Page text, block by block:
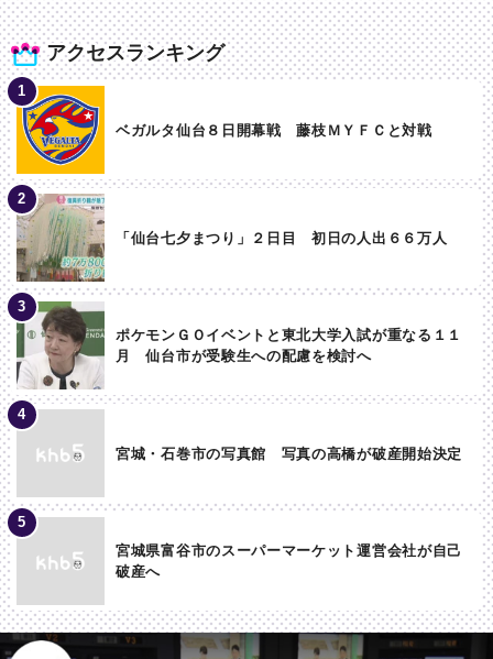
アクセスランキング
ベガルタ仙台８日開幕戦 藤枝ＭＹＦＣと対戦
「仙台七夕まつり」２日目 初日の人出６６万人
ポケモンＧＯイベントと東北大学入試が重なる１１
月 仙台市が受験生への配慮を検討へ
宮城・石巻市の写真館 写真の高橋が破産開始決定
宮城県富谷市のスーパーマーケット運営会社が自己
破産へ